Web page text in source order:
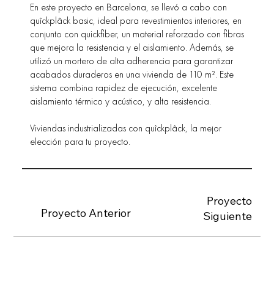
Proyecto
Siguiente
Proyecto Anterior
En este proyecto en Barcelona, se llevó a cabo con
quîckplâck basic, ideal para revestimientos interiores, en
conjunto con quickfiber, un material reforzado con fibras
que mejora la resistencia y el aislamiento. Además, se
utilizó un mortero de alta adherencia para garantizar
acabados duraderos en una vivienda de 110 m². Este
sistema combina rapidez de ejecución, excelente
aislamiento térmico y acústico, y alta resistencia.
Viviendas industrializadas con quîckplâck, la mejor
elección para tu proyecto.